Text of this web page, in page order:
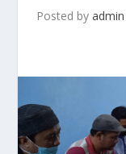
Posted by admin